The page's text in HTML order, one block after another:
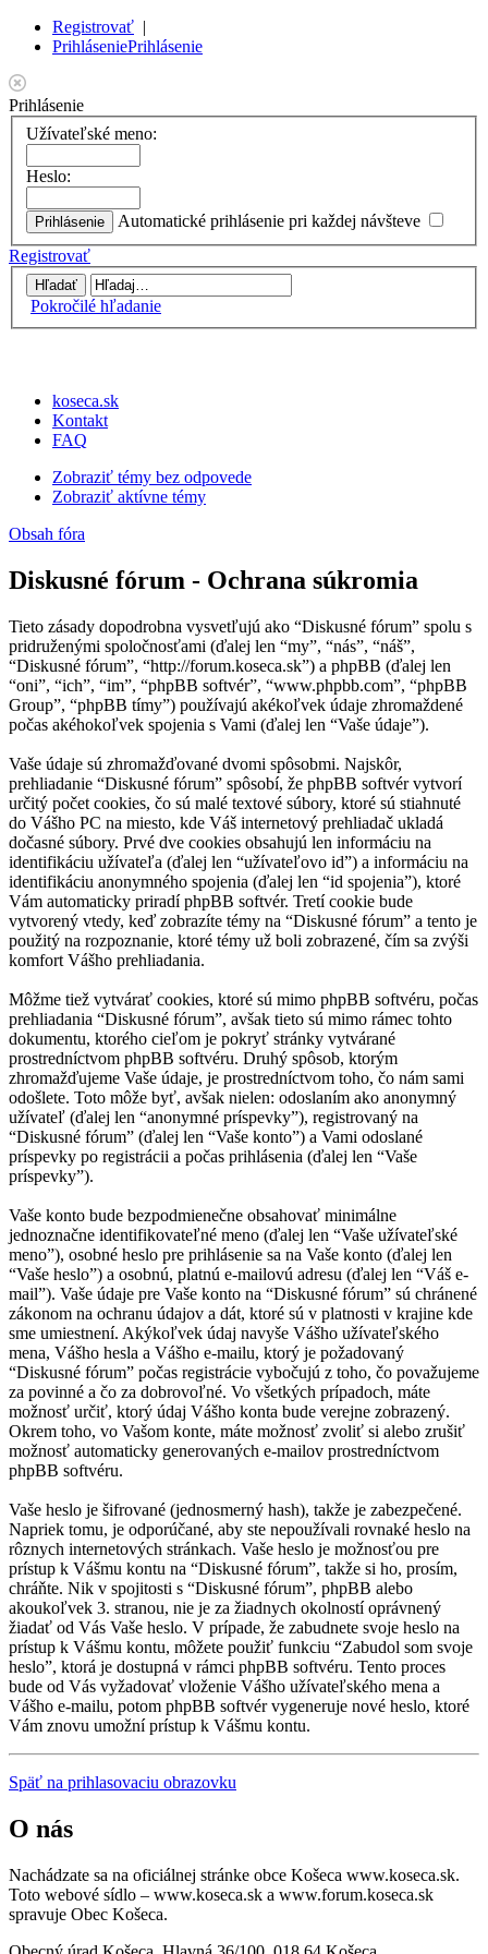
Registrovať |
PrihláseniePrihlásenie
Prihlásenie
Užívateľské meno:
Heslo:
Automatické prihlásenie pri každej návšteve
Registrovať
Pokročilé hľadanie
koseca.sk
Kontakt
FAQ
Zobraziť témy bez odpovede
Zobraziť aktívne témy
Obsah fóra
Diskusné fórum - Ochrana súkromia
Tieto zásady dopodrobna vysvetľujú ako “Diskusné fórum” spolu s
pridruženými spoločnosťami (ďalej len “my”, “nás”, “náš”,
“Diskusné fórum”, “http://forum.koseca.sk”) a phpBB (ďalej len
“oni”, “ich”, “im”, “phpBB softvér”, “www.phpbb.com”, “phpBB
Group”, “phpBB tímy”) používajú akékoľvek údaje zhromaždené
počas akéhokoľvek spojenia s Vami (ďalej len “Vaše údaje”).
Vaše údaje sú zhromažďované dvomi spôsobmi. Najskôr,
prehliadanie “Diskusné fórum” spôsobí, že phpBB softvér vytvorí
určitý počet cookies, čo sú malé textové súbory, ktoré sú stiahnuté
do Vášho PC na miesto, kde Váš internetový prehliadač ukladá
dočasné súbory. Prvé dve cookies obsahujú len informáciu na
identifikáciu užívateľa (ďalej len “užívateľovo id”) a informáciu na
identifikáciu anonymného spojenia (ďalej len “id spojenia”), ktoré
Vám automaticky priradí phpBB softvér. Tretí cookie bude
vytvorený vtedy, keď zobrazíte témy na “Diskusné fórum” a tento je
použitý na rozpoznanie, ktoré témy už boli zobrazené, čím sa zvýši
komfort Vášho prehliadania.
Môžme tiež vytvárať cookies, ktoré sú mimo phpBB softvéru, počas
prehliadania “Diskusné fórum”, avšak tieto sú mimo rámec tohto
dokumentu, ktorého cieľom je pokryť stránky vytvárané
prostredníctvom phpBB softvéru. Druhý spôsob, ktorým
zhromažďujeme Vaše údaje, je prostredníctvom toho, čo nám sami
odošlete. Toto môže byť, avšak nielen: odoslaním ako anonymný
užívateľ (ďalej len “anonymné príspevky”), registrovaný na
“Diskusné fórum” (ďalej len “Vaše konto”) a Vami odoslané
príspevky po registrácii a počas prihlásenia (ďalej len “Vaše
príspevky”).
Vaše konto bude bezpodmienečne obsahovať minimálne
jednoznačne identifikovateľné meno (ďalej len “Vaše užívateľské
meno”), osobné heslo pre prihlásenie sa na Vaše konto (ďalej len
“Vaše heslo”) a osobnú, platnú e-mailovú adresu (ďalej len “Váš e-
mail”). Vaše údaje pre Vaše konto na “Diskusné fórum” sú chránené
zákonom na ochranu údajov a dát, ktoré sú v platnosti v krajine kde
sme umiestnení. Akýkoľvek údaj navyše Vášho užívateľského
mena, Vášho hesla a Vášho e-mailu, ktorý je požadovaný
“Diskusné fórum” počas registrácie vybočujú z toho, čo považujeme
za povinné a čo za dobrovoľné. Vo všetkých prípadoch, máte
možnosť určiť, ktorý údaj Vášho konta bude verejne zobrazený.
Okrem toho, vo Vašom konte, máte možnosť zvoliť si alebo zrušiť
možnosť automaticky generovaných e-mailov prostredníctvom
phpBB softvéru.
Vaše heslo je šifrované (jednosmerný hash), takže je zabezpečené.
Napriek tomu, je odporúčané, aby ste nepoužívali rovnaké heslo na
rôznych internetových stránkach. Vaše heslo je možnosťou pre
prístup k Vášmu kontu na “Diskusné fórum”, takže si ho, prosím,
chráňte. Nik v spojitosti s “Diskusné fórum”, phpBB alebo
akoukoľvek 3. stranou, nie je za žiadnych okolností oprávnený
žiadať od Vás Vaše heslo. V prípade, že zabudnete svoje heslo na
prístup k Vášmu kontu, môžete použiť funkciu “Zabudol som svoje
heslo”, ktorá je dostupná v rámci phpBB softvéru. Tento proces
bude od Vás vyžadovať vloženie Vášho užívateľského mena a
Vášho e-mailu, potom phpBB softvér vygeneruje nové heslo, ktoré
Vám znovu umožní prístup k Vášmu kontu.
Späť na prihlasovaciu obrazovku
O nás
Nachádzate sa na oficiálnej stránke obce Košeca www.koseca.sk.
Toto webové sídlo – www.koseca.sk a www.forum.koseca.sk
spravuje Obec Košeca.